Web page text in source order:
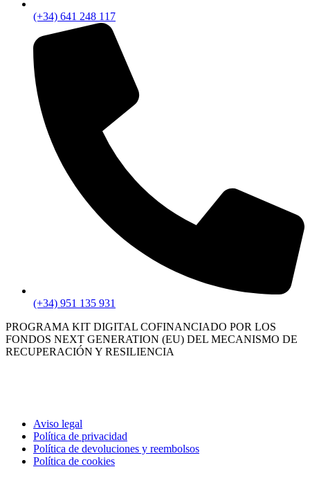
(+34) 641 248 117
(+34) 951 135 931
PROGRAMA KIT DIGITAL COFINANCIADO POR LOS
FONDOS NEXT GENERATION (EU) DEL MECANISMO DE
RECUPERACIÓN Y RESILIENCIA
Aviso legal
Política de privacidad
Política de devoluciones y reembolsos
Política de cookies